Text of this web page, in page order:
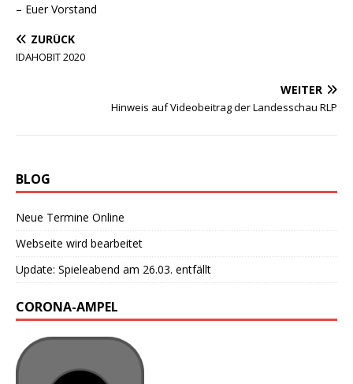
– Euer Vorstand
ZURÜCK
IDAHOBIT 2020
WEITER
Hinweis auf Videobeitrag der Landesschau RLP
BLOG
Neue Termine Online
Webseite wird bearbeitet
Update: Spieleabend am 26.03. entfällt
CORONA-AMPEL